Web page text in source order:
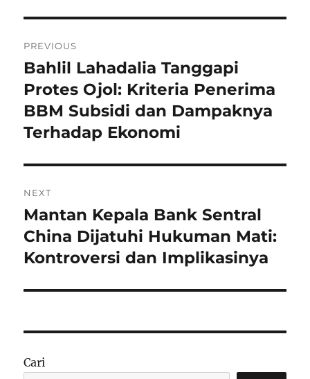
pos
PREVIOUS
Previous
post:
Bahlil Lahadalia Tanggapi
Protes Ojol: Kriteria Penerima
BBM Subsidi dan Dampaknya
Terhadap Ekonomi
NEXT
Next
post:
Mantan Kepala Bank Sentral
China Dijatuhi Hukuman Mati:
Kontroversi dan Implikasinya
Cari